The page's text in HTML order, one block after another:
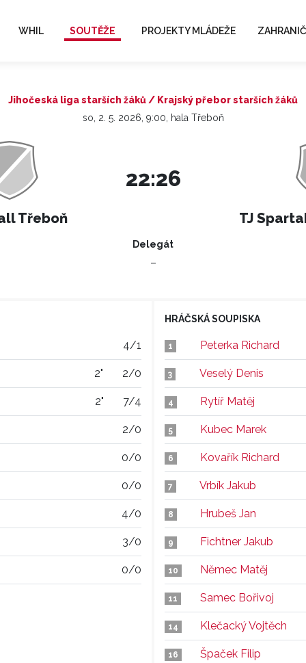
WHIL SOUTĚŽE PROJEKTY MLÁDEŽE
Jihočeská liga starších žáků / Krajský přebor starších žáků
so, 2. 5. 2026, 9:00, hala Třeboň
Třeboň
22:26
TJ
Delegát
–
4/1
2" 2/0
2" 7/4
2/0
0/0
0/0
4/0
3/0
0/0
HRÁČSKÁ SOUPISKA
1 Peterka Richard
3 Veselý Denis
4 Rytíř Matěj
5 Kubec Marek
6 Kovařík Richard
7 Vrbík Jakub
8 Hrubeš Jan
9 Fichtner Jakub
10 Němec Matěj
11 Samec Bořivoj
14 Klečacký Vojtěch
16 Špaček Filip